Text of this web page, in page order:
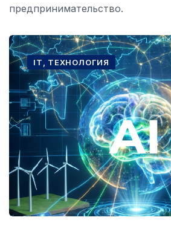
предпринимательство.
IT, ТЕХНОЛОГИЯ